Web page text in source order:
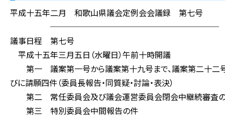
平成十五年二月 和歌山県議会定例会会議録 第七号
─────────────────────
議事日程 第七号
平成十五年三月五日（水曜日）午前十時開議
第一 議案第一号から議案第十九号まで、議案第二十二号
びに請願四件（委員長報告・同質疑・討論・表決）
第二 常任委員会及び議会運営委員会閉会中継続審査
第三 特別委員会中間報告の件